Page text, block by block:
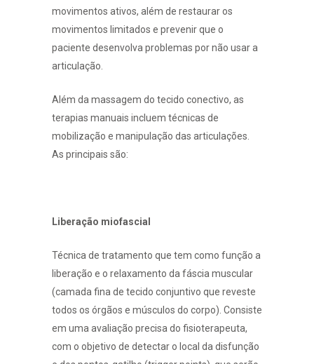
movimentos ativos, além de restaurar os
movimentos limitados e prevenir que o
paciente desenvolva problemas por não usar a
articulação.
Além da massagem do tecido conectivo, as
terapias manuais incluem técnicas de
mobilização e manipulação das articulações.
As principais são:
Liberação miofascial
Técnica de tratamento que tem como função a
liberação e o relaxamento da fáscia muscular
(camada fina de tecido conjuntivo que reveste
todos os órgãos e músculos do corpo). Consiste
em uma avaliação precisa do fisioterapeuta,
com o objetivo de detectar o local da disfunção